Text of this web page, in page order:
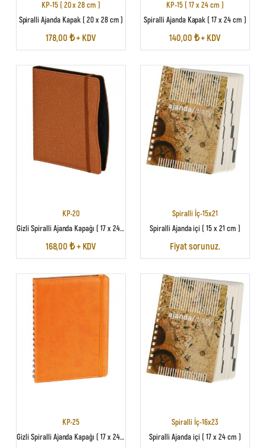
KP-15 ( 20 x 28 cm )
Spiralli Ajanda Kapak ( 20 x 28 cm )
178,00 ₺ + KDV
KP-15 ( 17 x 24 cm )
Spiralli Ajanda Kapak ( 17 x 24 cm )
140,00 ₺ + KDV
KP-20
Gizli Spiralli Ajanda Kapağı ( 17 x 24 cm )
168,00 ₺ + KDV
Spiralli İç-15x21
Spiralli Ajanda içi ( 15 x 21 cm )
Fiyat sorunuz.
KP-25
Gizli Spiralli Ajanda Kapağı ( 17 x 24 cm )
Spiralli İç-16x23
Spiralli Ajanda içi ( 17 x 24 cm )